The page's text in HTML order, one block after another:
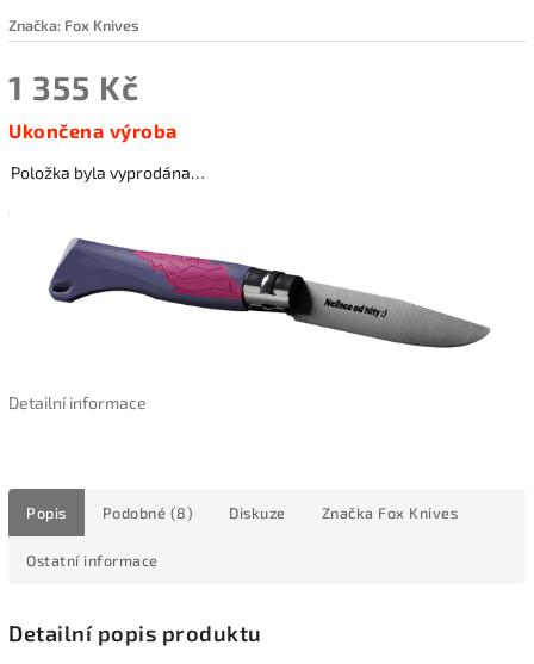
Značka: Fox Knives
1 355 Kč
Ukončena výroba
Položka byla vyprodána…
Detailní informace
Popis Podobné (8) Diskuze Značka Fox Knives
Ostatní informace
Detailní popis produktu